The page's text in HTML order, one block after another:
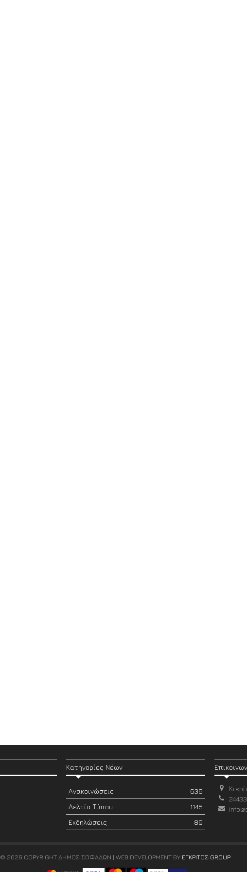
Κατηγορίες Νέων
Ανακοινώσεις
639
Δελτία Τύπου
1145
Εκδηλώσεις
89
© 2026 COPYRIGHT ΔΗΜΟΣ ΣΟΦΑΔΩΝ | WEB DEVELOPMENT BY ΕΓΚΡΙΤΟΣ GROUP